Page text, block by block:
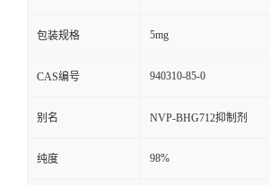
包装规格 5mg
CAS编号 940310-85-0
别名 NVP-BHG712抑制剂
纯度 98%